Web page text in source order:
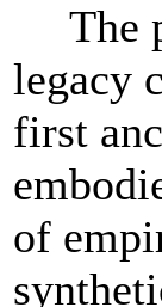
The
legacy
first
of